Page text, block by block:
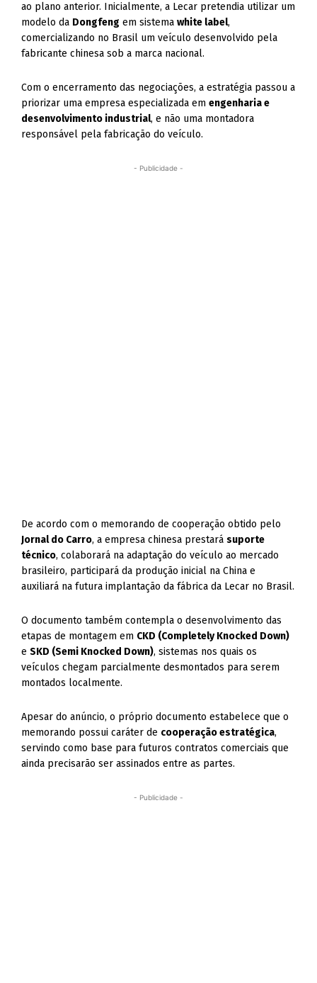
ao plano anterior. Inicialmente, a Lecar pretendia utilizar um
modelo da Dongfeng em sistemawhite label,
comercializando no Brasil um veículo desenvolvido pela
fabricante chinesa sob a marca nacional.
Com o encerramento das negociações, a estratégia passou a
priorizar uma empresa especializada emengenharia e
desenvolvimento industrial, e não uma montadora
responsável pela fabricação do veículo.
- Publicidade -
De acordo com o memorando de cooperação obtido pelo
Jornal do Carro, a empresa chinesa prestarásuporte
técnico, colaborará na adaptação do veículo ao mercado
brasileiro, participará da produção inicial na China e
auxiliará na futura implantação da fábrica da Lecar no Brasil.
O documento também contempla o desenvolvimento das
etapas de montagem em CKD (Completely Knocked Down)
eSKD (Semi Knocked Down), sistemas nos quais os
veículos chegam parcialmente desmontados para serem
montados localmente.
Apesar do anúncio, o próprio documento estabelece que o
memorando possui caráter de cooperação estratégica,
servindo como base para futuros contratos comerciais que
ainda precisarão ser assinados entre as partes.
- Publicidade -